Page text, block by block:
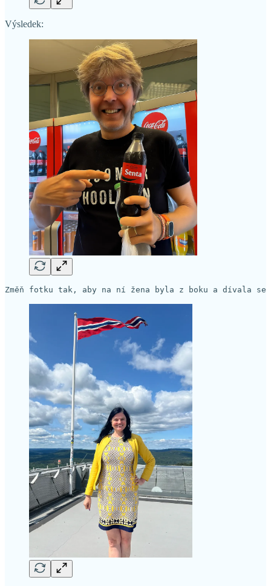
Výsledek:
Změň fotku tak, aby na ní žena byla z boku a dívala se